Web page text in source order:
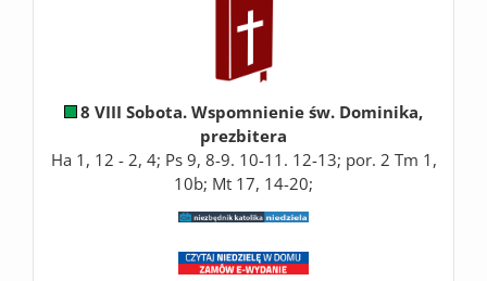
8 VIII Sobota. Wspomnienie św. Dominika,
prezbitera
Ha 1, 12 - 2, 4; Ps 9, 8-9. 10-11. 12-13; por. 2 Tm 1,
10b; Mt 17, 14-20;